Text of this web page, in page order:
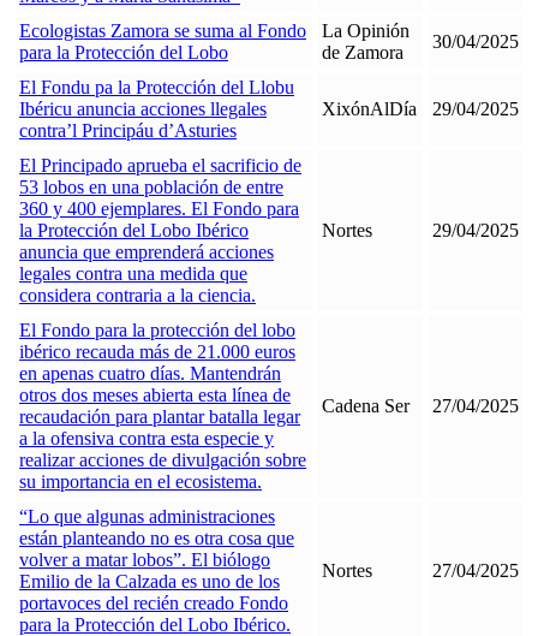
Ecologistas Zamora se suma al Fondo
para la Protección del Lobo
La Opinión
de Zamora
30/04/2025
El Fondu pa la Protección del Llobu
Ibéricu anuncia acciones llegales
contra’l Principáu d’Asturies
XixónAlDía 29/04/2025
El Principado aprueba el sacrificio de
53 lobos en una población de entre
360 y 400 ejemplares. El Fondo para
la Protección del Lobo Ibérico
anuncia que emprenderá acciones
legales contra una medida que
considera contraria a la ciencia.
Nortes 29/04/2025
El Fondo para la protección del lobo
ibérico recauda más de 21.000 euros
en apenas cuatro días. Mantendrán
otros dos meses abierta esta línea de
recaudación para plantar batalla legar
a la ofensiva contra esta especie y
realizar acciones de divulgación sobre
su importancia en el ecosistema.
Cadena Ser 27/04/2025
“Lo que algunas administraciones
están planteando no es otra cosa que
volver a matar lobos”. El biólogo
Emilio de la Calzada es uno de los
portavoces del recién creado Fondo
para la Protección del Lobo Ibérico.
Nortes 27/04/2025